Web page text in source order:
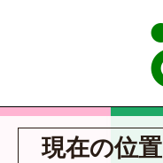
現在の位置